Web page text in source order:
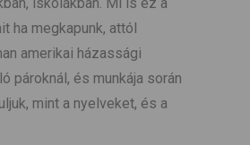
ha megkapunk, attól
amerikai házassági
pároknál, és munkája során
mint a nyelveket, és a